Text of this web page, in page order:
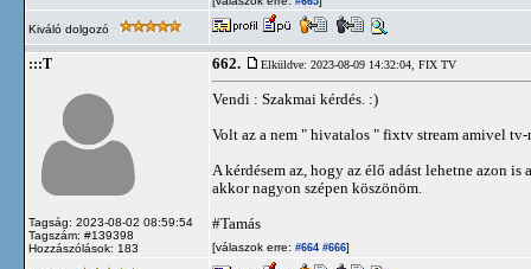
Kiváló dolgozó
:::T
Tagság: 2023-08-02 08:59:54
Tagszám: #139398
Hozzászólások: 183
662. Elküldve: 2023-08-09 14:32:04, FIX TV
Vendi : Szakmai kérdés. :)
Volt az a nem " hivatalos " fixtv stream amivel
A kérdésem az, hogy az élő adást lehetne azon
akkor nagyon szépen köszönöm.
#Tamás
[válaszok erre: #664 #666]